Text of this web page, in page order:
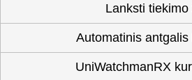
Lanksti
Automatinis
UniWatchmanRX